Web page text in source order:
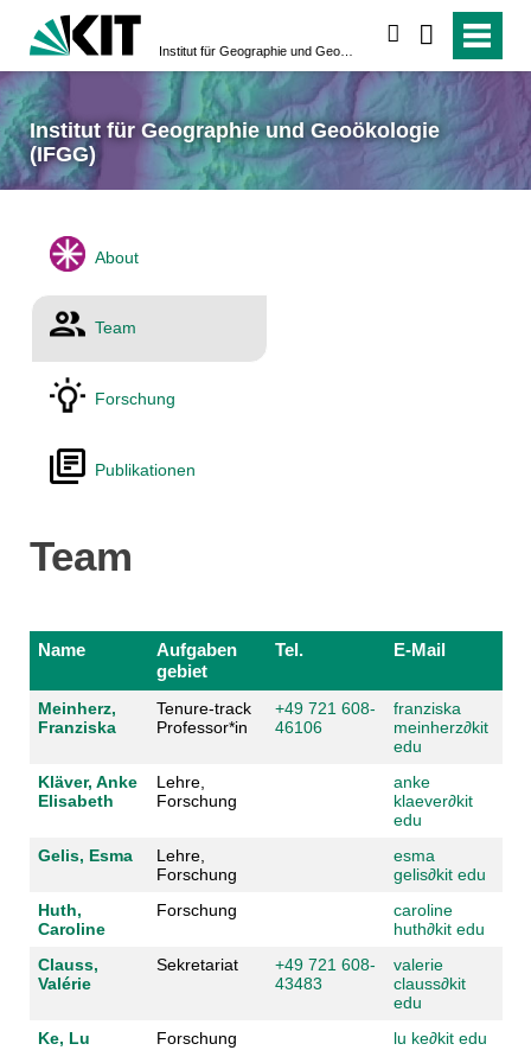
Institut für Geographie und Geoökologie
(IFGG)
About
Team
Forschung
Publikationen
Team
Name
Aufgaben
gebiet
Tel. E-Mail
Meinherz,
Franziska
Tenure-track
Professor*in
+49 721 608-
46106
franziska
meinherz∂kit
edu
Kläver, Anke
Elisabeth
Lehre,
Forschung
anke
klaever∂kit
edu
Gelis, Esma
Lehre,
Forschung
esma
gelis∂kit edu
Huth,
Caroline
Forschung
caroline
huth∂kit edu
Clauss,
Valérie
Sekretariat
+49 721 608-
43483
valerie
clauss∂kit
edu
Ke, Lu
Forschung lu ke∂kit edu